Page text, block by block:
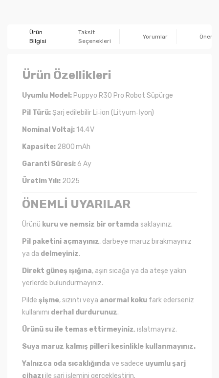
Ürün
Bilgisi
Taksit
Seçenekleri
Yorumlar
Ürün Özellikleri
Uyumlu Model: Puppyo R30 Pro Robot Süpürge
Pil Türü:Şarj edilebilir Li‑ion (Lityum‑İyon)
Nominal Voltaj: 14.4 V
Kapasite: 2800 mAh
Garanti Süresi: 6 Ay
Üretim Yılı: 2025
ÖNEMLİ UYARILAR
Ürünü kuru ve nemsiz bir ortamda saklayınız.
Pil paketini açmayınız, darbeye maruz bırakmayınız
ya da delmeyiniz.
Direkt güneş ışığına, aşırı sıcağa ya da ateşe yakın
yerlerde bulundurmayınız.
Pilde şişme, sızıntı veya anormal koku fark ederseniz
kullanımı derhal durdurunuz.
Ürünü su ile temas ettirmeyiniz, ıslatmayınız.
Suya maruz kalmış pilleri kesinlikle kullanmayınız.
Yalnızca oda sıcaklığında ve sadece uyumlu şarj
cihazı ile şarj işlemini gerçekleştirin.